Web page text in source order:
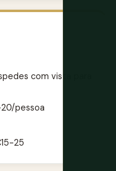
com vista para
pessoa
25